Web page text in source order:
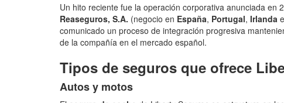
Un hito reciente fue la operación corporativa anunciada en
Reaseguros, S.A. (negocio en España, Portugal, Irlanda e
comunicado un proceso de integración progresiva
de la compañía en el mercado español.
Tipos de seguros que ofrece
Autos y motos